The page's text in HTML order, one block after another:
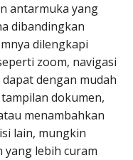
antarmuka yang
dibandingkan
dilengkapi
zoom, navigasi
dengan mudah
dokumen,
menambahkan
lain, mungkin
yang lebih curam